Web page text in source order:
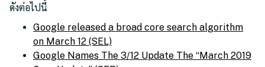
ดังต่อไปนี้
Google released a broad core search algorithm
on March 12 (SEL)
Google Names The 3/12 Update The “March 2019